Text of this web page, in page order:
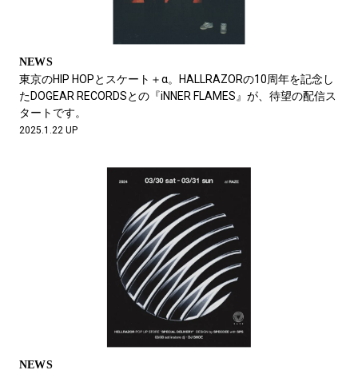
#FASHION #MUSIC
#LIFESTYLE
#SPORTS #HANDSOME HANDBOOK
NEWS
東京のHIP HOPとスケート＋α。HALLRAZORの10周年を記念し
たDOGEAR RECORDSとの『iNNER FLAMES』が、待望の配信ス
タートです。
2025.1.22 UP
NEWS